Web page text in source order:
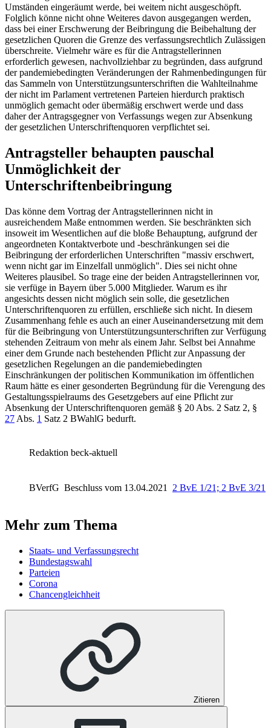
Umständen eingeräumt werde, bei weitem nicht ausgeschöpft.
Folglich könne nicht ohne Weiteres davon ausgegangen werden,
dass bei einer Erschwerung der Beibringung die Beibehaltung der
gesetzlichen Quoren die Grenze des verfassungsrechtlich Zulässigen
überschreite. Vielmehr wäre es für die Antragstellerinnen
erforderlich gewesen, nachvollziehbar zu begründen, dass aufgrund
der pandemiebedingten Veränderungen der Rahmenbedingungen für
das Sammeln von Unterstützungsunterschriften die Wahlteilnahme
der nicht im Parlament vertretenen Parteien hierdurch praktisch
unmöglich gemacht oder übermäßig erschwert werde und dass
daher der Antragsgegner von Verfassungs wegen zur Absenkung
der gesetzlichen Unterschriftenquoren verpflichtet sei.
Antragsteller behaupten pauschal
Unmöglichkeit der
Unterschriftenbeibringung
Das könne dem Vortrag der Antragstellerinnen nicht in
ausreichendem Maße entnommen werden. Sie beschränkten sich
insoweit im Wesentlichen auf die bloße Behauptung, aufgrund der
angeordneten Kontaktverbote und -beschränkungen sei die
Beibringung der erforderlichen Unterschriften "massiv erschwert,
wenn nicht gar im Einzelfall unmöglich". Dies sei nicht ohne
Weiteres plausibel. So trage eine der beiden Antragstellerinnen vor,
sie verfüge in Bayern über 5.000 Mitglieder. Warum es ihr
angesichts dessen nicht möglich sein solle, die gesetzlichen
Unterschriftenquoren zu erfüllen, erschließe sich nicht. In diesem
Zusammenhang fehle es auch an einer Auseinandersetzung mit dem
für die Beibringung von Unterstützungsunterschriften zur Verfügung
stehenden Zeitraum von mehr als einem Jahr. Selbst bei Annahme
einer dem Grunde nach bestehenden Pflicht zur Anpassung der
gesetzlichen Regelungen an die pandemiebedingten
Einschränkungen der politischen Kommunikation im öffentlichen
Raum hätte es einer gesonderten Begründung für die Verengung des
Gestaltungsspielraums des Gesetzgebers auf eine Pflicht zur
Absenkung der Unterschriftenquoren gemäß § 20 Abs. 2 Satz 2, §
27 Abs. 1 Satz 2 BWahlG bedurft.
Redaktion beck-aktuell
BVerfG Beschluss vom 13.04.2021 2 BvE 1/21; 2 BvE 3/21
Mehr zum Thema
Staats- und Verfassungsrecht
Bundestagswahl
Parteien
Corona
Chancengleichheit
Zitieren